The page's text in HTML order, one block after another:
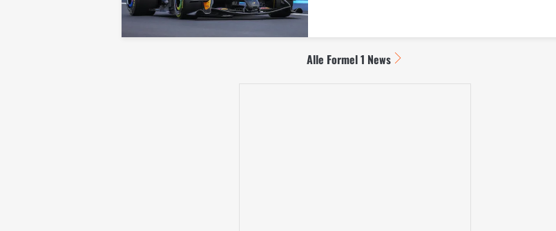
Alle Formel 1 News